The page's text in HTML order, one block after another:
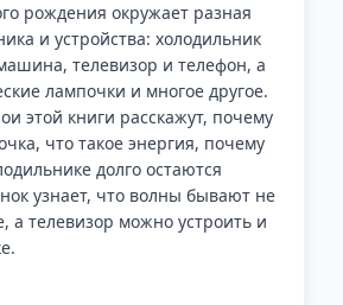
рождения окружает разная
и устройства: холодильник
телевизор и телефон, а
лампочки и многое другое.
этой книги расскажут, почему
что такое энергия, почему
долго остаются
узнает, что волны бывают не
а телевизор можно устроить и